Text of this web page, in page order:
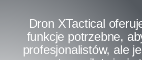
Dron XTactical
funkcje potrzebne,
profesjonalistów, ale